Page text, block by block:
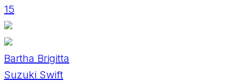
15
Bartha Brigitta
Suzuki Swift